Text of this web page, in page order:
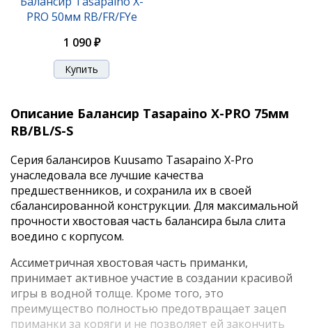
PRO 50мм RB/FR/FYe
1 090 ₽
Описание Балансир Tasapaino X-PRO 75мм
RB/BL/S-S
Серия балансиров Kuusamo Tasapaino X-Pro
унаследовала все лучшие качества
предшественников, и сохранила их в своей
сбалансированной конструкции. Для максимальной
прочности хвостовая часть балансира была слита
воедино с корпусом.
Ассиметричная хвостовая часть приманки,
принимает активное участие в создании красивой
игры в водной толще. Кроме того, это
преимущество полностью предотвращает зацеп
приманки за коряги и не позволяет ей закончить